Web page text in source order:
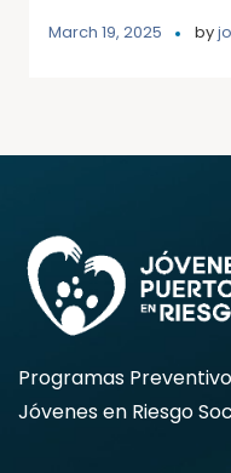
March 19, 2025 by
Programas
Jóvenes en Riesgo